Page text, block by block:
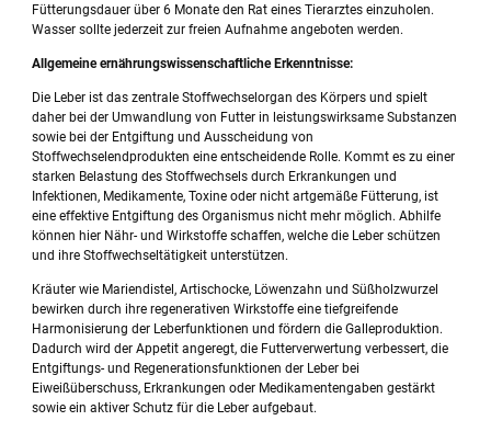
Fütterungsdauer über 6 Monate den Rat eines Tierarztes einzuholen.
Wasser sollte jederzeit zur freien Aufnahme angeboten werden.
Allgemeine ernährungswissenschaftliche Erkenntnisse:
Die Leber ist das zentrale Stoffwechselorgan des Körpers und spielt
daher bei der Umwandlung von Futter in leistungswirksame Substanzen
sowie bei der Entgiftung und Ausscheidung von
Stoffwechselendprodukten eine entscheidende Rolle. Kommt es zu einer
starken Belastung des Stoffwechsels durch Erkrankungen und
Infektionen, Medikamente, Toxine oder nicht artgemäße Fütterung, ist
eine effektive Entgiftung des Organismus nicht mehr möglich. Abhilfe
können hier Nähr- und Wirkstoffe schaffen, welche die Leber schützen
und ihre Stoffwechseltätigkeit unterstützen.
Kräuter wie Mariendistel, Artischocke, Löwenzahn und Süßholzwurzel
bewirken durch ihre regenerativen Wirkstoffe eine tiefgreifende
Harmonisierung der Leberfunktionen und fördern die Galleproduktion.
Dadurch wird der Appetit angeregt, die Futterverwertung verbessert, die
Entgiftungs- und Regenerationsfunktionen der Leber bei
Eiweißüberschuss, Erkrankungen oder Medikamentengaben gestärkt
sowie ein aktiver Schutz für die Leber aufgebaut.